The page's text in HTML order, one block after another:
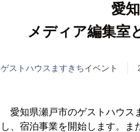
愛
メディア編集室
ゲストハウスますきちイベント
愛知県瀬戸市のゲストハウス
し、宿泊事業を開始します。ま